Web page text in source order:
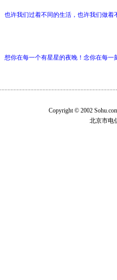
也许我们过着不同的生活，也许我们做
想你在每一个有星星的夜晚！念你在每
Copyright © 2002
北京市电